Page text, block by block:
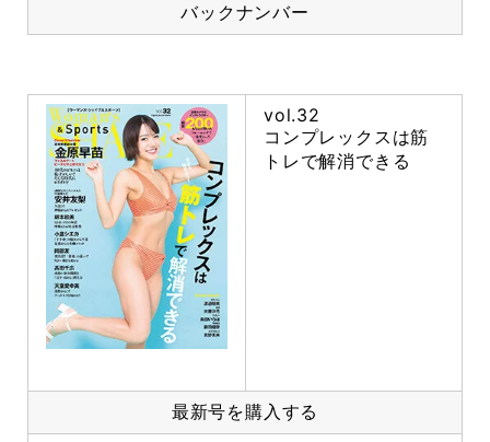
バックナンバー
vol.32
コンプレックスは筋
トレで解消できる
最新号を購入する